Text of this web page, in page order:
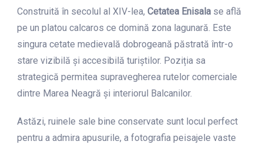
Construită în secolul al XIV-lea, Cetatea Enisala se află
pe un platou calcaros ce domină zona lagunară. Este
singura cetate medievală dobrogeană păstrată într-o
stare vizibilă și accesibilă turiștilor. Poziția sa
strategică permitea supravegherea rutelor comerciale
dintre Marea Neagră și interiorul Balcanilor.
Astăzi, ruinele sale bine conservate sunt locul perfect
pentru a admira apusurile, a fotografia peisajele vaste